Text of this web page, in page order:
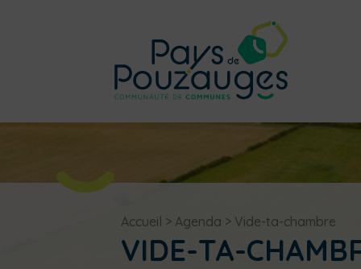
Accueil > Agenda > Vide-ta-chambre
VIDE-TA-